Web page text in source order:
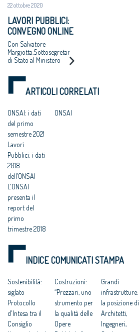
22 ottobre 2020
LAVORI PUBBLICI:
CONVEGNO ONLINE
IL 28 OTTOBRE
Con Salvatore
Margiotta,Sottosegretario
di Stato al Ministero
dei Trasporti, e
intervento in video
della Ministra Paola De
ARTICOLI CORRELATI
ONSAI: i dati
del primo
semestre 2021
Lavori
Pubblici: i dati
2018
dell’ONSAI
L'ONSAI
presenta il
report del
primo
trimestre 2018
Pubblici: i
primi dati 2018
l’affidamento
di Servizi di
Architettura e
Ingegneria
ONSAI
INDICE COMUNICATI STAMPA
Sostenibilità:
siglato
Protocollo
d'Intesa tra il
Consiglio
Costruzioni:
“Prezzari, uno
strumento per
la qualità delle
Opere
Grandi
infrastrutture:
la posizione di
Architetti,
Ingegneri,